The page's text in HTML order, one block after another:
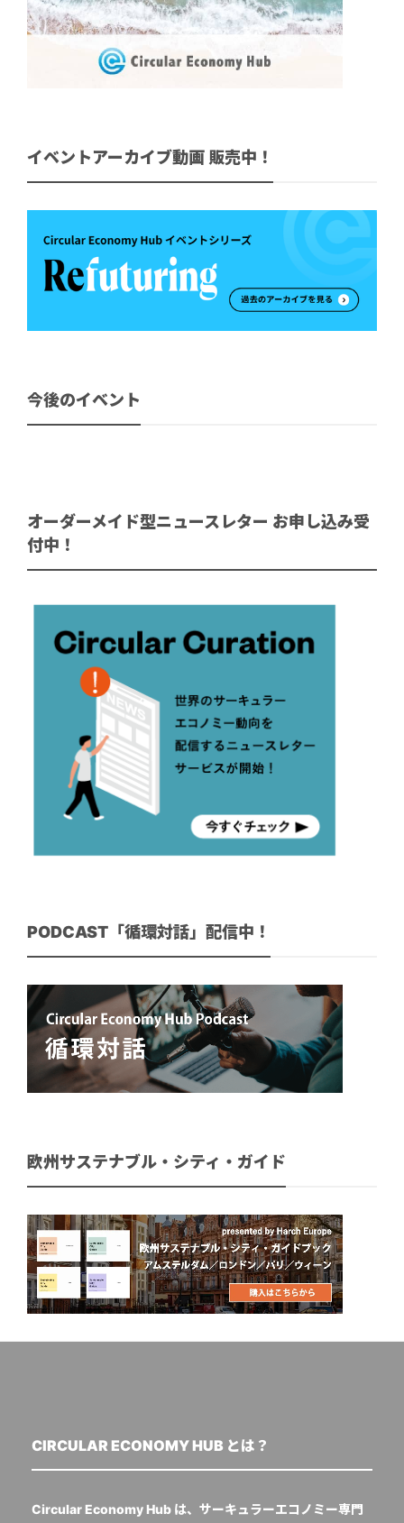
イベントアーカイブ動画 販売中！
今後のイベント
オーダーメイド型ニュースレター お申し込み受
付中！
PODCAST「循環対話」配信中！
欧州サステナブル・シティ・ガイド
CIRCULAR ECONOMY HUB とは？
Circular Economy Hub は、サーキュラーエコノミー専門